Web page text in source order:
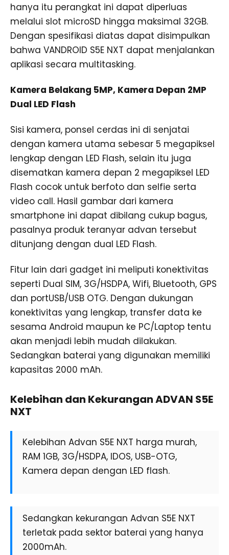
hanya itu perangkat ini dapat diperluas
melalui slot microSD hingga maksimal 32GB.
Dengan spesifikasi diatas dapat disimpulkan
bahwa VANDROID S5E NXT dapat menjalankan
aplikasi secara multitasking.
Kamera Belakang 5MP, Kamera Depan 2MP
Dual LED Flash
Sisi kamera, ponsel cerdas ini di senjatai
dengan kamera utama sebesar 5 megapiksel
lengkap dengan LED Flash, selain itu juga
disematkan kamera depan 2 megapiksel LED
Flash cocok untuk berfoto dan selfie serta
video call. Hasil gambar dari kamera
smartphone ini dapat dibilang cukup bagus,
pasalnya produk teranyar advan tersebut
ditunjang dengan dual LED Flash.
Fitur lain dari gadget ini meliputi konektivitas
seperti Dual SIM, 3G/HSDPA, Wifi, Bluetooth, GPS
dan portUSB/USB OTG. Dengan dukungan
konektivitas yang lengkap, transfer data ke
sesama Android maupun ke PC/Laptop tentu
akan menjadi lebih mudah dilakukan.
Sedangkan baterai yang digunakan memiliki
kapasitas 2000 mAh.
Kelebihan dan Kekurangan ADVAN S5E
NXT
Kelebihan Advan S5E NXT harga murah,
RAM 1GB, 3G/HSDPA, IDOS, USB-OTG,
Kamera depan dengan LED flash.
Sedangkan kekurangan Advan S5E NXT
terletak pada sektor baterai yang hanya
2000mAh.